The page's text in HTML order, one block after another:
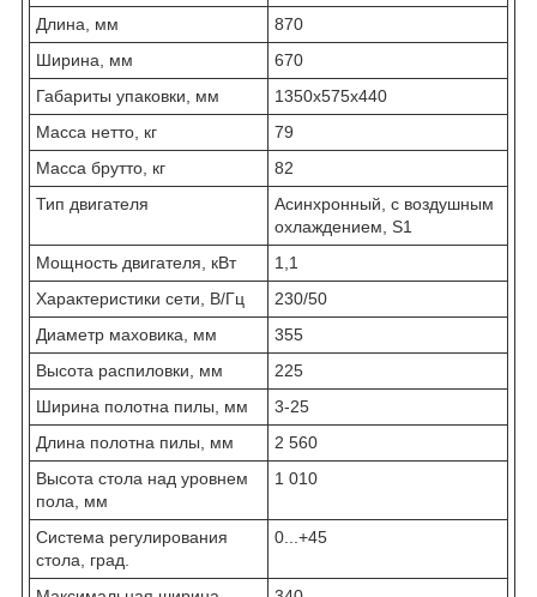
Длина, мм
870
Ширина, мм
670
Габариты упаковки, мм
1350x575x440
Масса нетто, кг
79
Масса брутто, кг
82
Тип двигателя
Асинхронный, с воздушным
охлаждением, S1
Мощность двигателя, кВт
1,1
Характеристики сети, В/Гц
230/50
Диаметр маховика, мм
355
Высота распиловки, мм
225
Ширина полотна пилы, мм
3-25
Длина полотна пилы, мм
2 560
Высота стола над уровнем
пола, мм
1 010
Система регулирования
стола, град.
0...+45